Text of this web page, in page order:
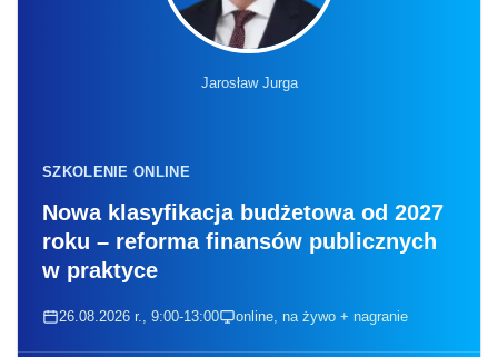
Jarosław Jurga
SZKOLENIE ONLINE
Nowa klasyfikacja budżetowa od 2027
roku – reforma finansów publicznych
w praktyce
26.08.2026 r., 9:00-13:00 online, na żywo + nagranie